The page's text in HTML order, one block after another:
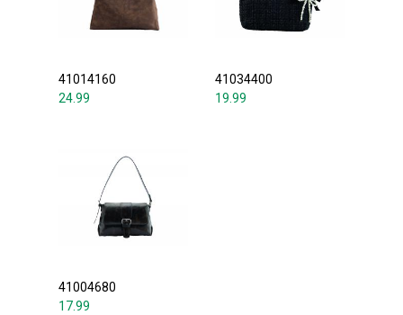
41014160
24.99
41034400
19.99
41004680
17.99